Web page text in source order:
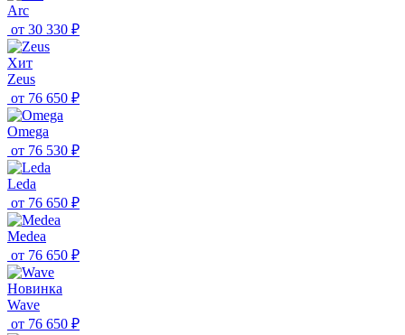
Arc
от 30 330 ₽
Хит
Zeus
от 76 650 ₽
Omega
от 76 530 ₽
Leda
от 76 650 ₽
Medea
от 76 650 ₽
Новинка
Wave
от 76 650 ₽